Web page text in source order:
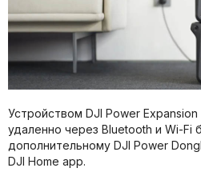
Устройством DJI Power
удаленно через Bluetooth и Wi-Fi
дополнительному DJI Power
DJI Home app.